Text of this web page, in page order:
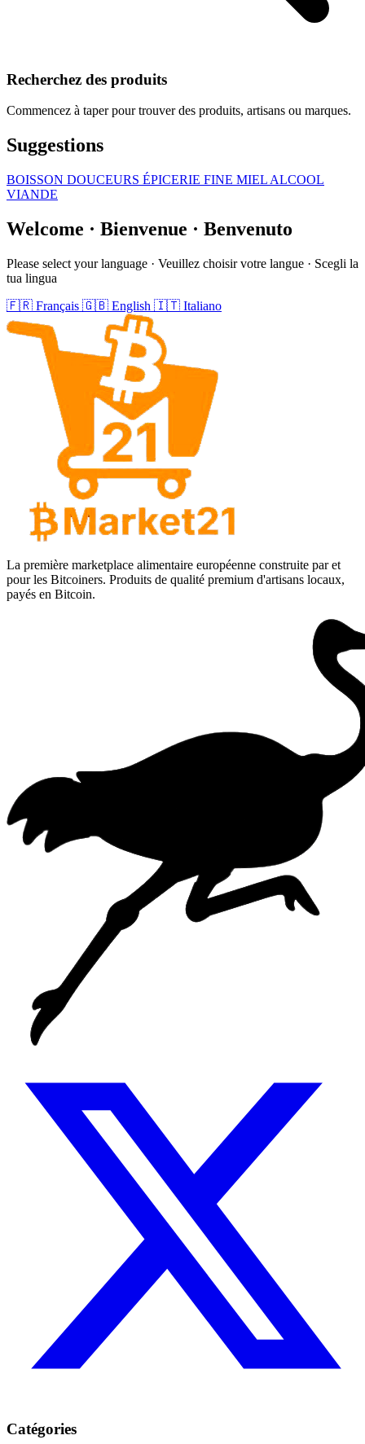
Recherchez des produits
Commencez à taper pour trouver des produits, artisans ou marques.
Suggestions
BOISSON DOUCEURS ÉPICERIE FINE MIEL ALCOOL
VIANDE
Welcome · Bienvenue · Benvenuto
Please select your language · Veuillez choisir votre langue · Scegli la
tua lingua
🇫🇷 Français 🇬🇧 English 🇮🇹 Italiano
Footer
La première marketplace alimentaire européenne construite par et
pour les Bitcoiners. Produits de qualité premium d'artisans locaux,
payés en Bitcoin.
Catégories